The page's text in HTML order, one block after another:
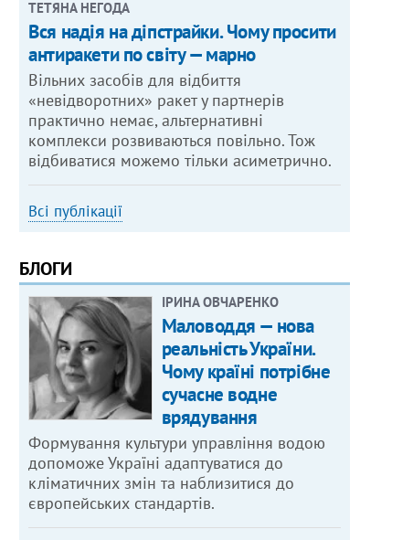
ТЕТЯНА НЕГОДА
Вся надія на діпстрайки. Чому просити
антиракети по світу — марно
Вільних засобів для відбиття
«невідворотних» ракет у партнерів
практично немає, альтернативні
комплекси розвиваються повільно. Тож
відбиватися можемо тільки асиметрично.
Всі публікації
БЛОГИ
ІРИНА ОВЧАРЕНКО
Маловоддя — нова
реальність України.
Чому країні потрібне
сучасне водне
врядування
Формування культури управління водою
допоможе Україні адаптуватися до
кліматичних змін та наблизитися до
європейських стандартів.